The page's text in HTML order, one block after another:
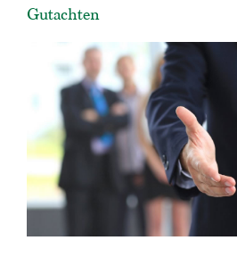
Gutachten